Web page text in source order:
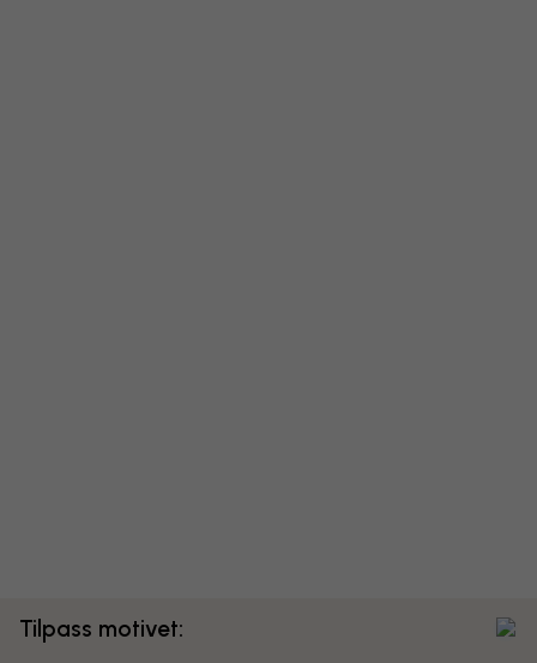
Tilpass motivet: